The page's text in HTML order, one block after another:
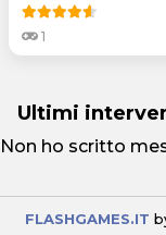
1
Ultimi
Non ho scritto
FLASHGAMES.IT